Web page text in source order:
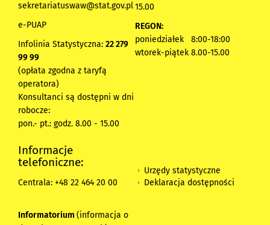
sekretariatuswaw@stat.gov.pl
e-PUAP
Infolinia Statystyczna: 22 279
99 99
(opłata zgodna z taryfą
operatora)
Konsultanci są dostępni w dni
robocze:
pon.- pt.: godz. 8.00 - 15.00
15.00
REGON:
poniedziałek 8:00-18:00
wtorek-piątek 8.00-15.00
Informacje
telefoniczne:
Centrala: +48 22 464 20 00
Informatorium (informacja o
Urzędy statystyczne
Deklaracja dostępności